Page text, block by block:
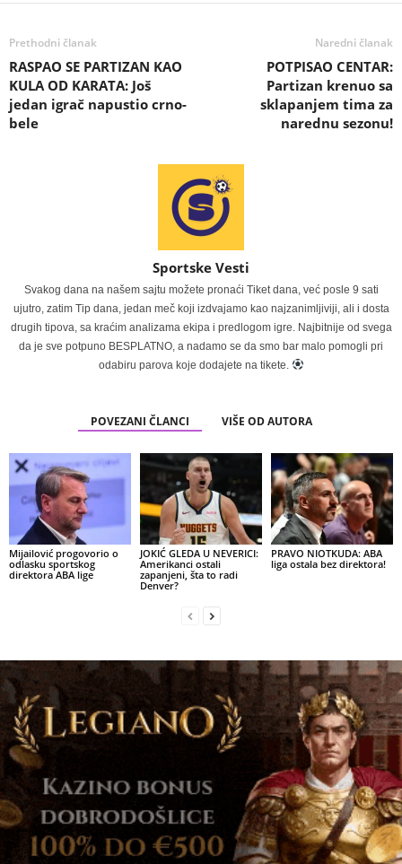
Prethodni članak
RASPAO SE PARTIZAN KAO
KULA OD KARATA: Još
jedan igrač napustio crno-
bele
Naredni članak
POTPISAO CENTAR:
Partizan krenuo sa
sklapanjem tima za
narednu sezonu!
Sportske Vesti
Svakog dana na našem sajtu možete pronaći Tiket dana, već posle 9 sati
ujutro, zatim Tip dana, jedan meč koji izdvajamo kao najzanimljiviji, ali i dosta
drugih tipova, sa kraćim analizama ekipa i predlogom igre. Najbitnije od svega
da je sve potpuno BESPLATNO, a nadamo se da smo bar malo pomogli pri
odabiru parova koje dodajete na tikete.
POVEZANI ČLANCI VIŠE OD AUTORA
Mijailović progovorio o
odlasku sportskog
direktora ABA lige
JOKIĆ GLEDA U NEVERICI:
Amerikanci ostali
zapanjeni, šta to radi
Denver?
PRAVO NIOTKUDA: ABA
liga ostala bez direktora!